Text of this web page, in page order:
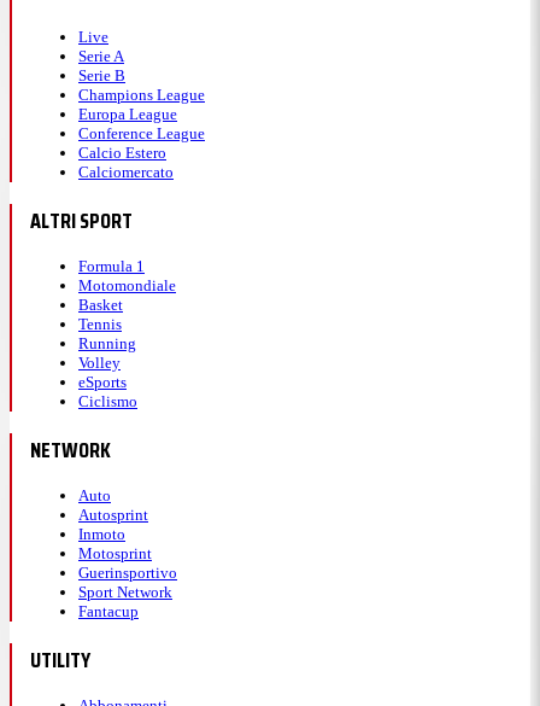
Live
Serie A
Serie B
Champions League
Europa League
Conference League
Calcio Estero
Calciomercato
ALTRI SPORT
Formula 1
Motomondiale
Basket
Tennis
Running
Volley
eSports
Ciclismo
NETWORK
Auto
Autosprint
Inmoto
Motosprint
Guerinsportivo
Sport Network
Fantacup
UTILITY